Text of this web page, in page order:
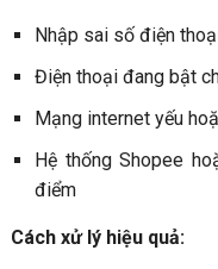
Nhập sai số điện
Điện thoại đang bật
Mạng internet yếu
Hệ thống Shopee
điểm
Cách xử lý hiệu quả: